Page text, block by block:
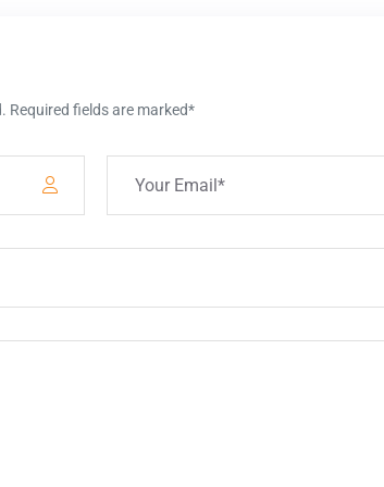
Required fields are marked*